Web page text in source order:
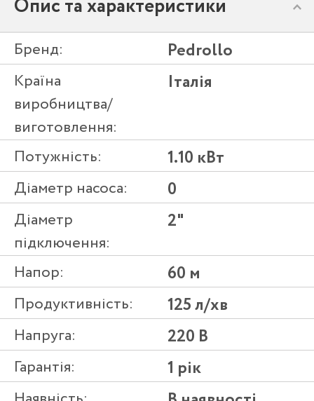
Опис та характеристики
Бренд: Pedrollo
Країна
виробництва/
виготовлення:
Італія
Потужність: 1.10 кВт
Діаметр насоса: 0
Діаметр
підключення:
2"
Напор: 60 м
Продуктивність: 125 л/хв
Напруга: 220 В
Гарантія: 1 рік